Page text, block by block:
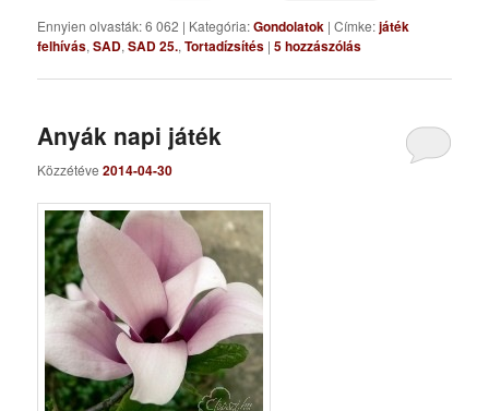
Ennyien olvasták: 6 062 | Kategória:Gondolatok |Címke:játék
felhívás,SAD,SAD 25.,Tortadízsítés |5hozzászólás
Anyák napi játék
Közzétéve2014-04-30